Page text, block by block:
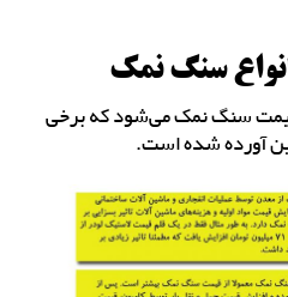
سنگ نمک
سنگ نمک می‌شود که برخی
آورده شده است.